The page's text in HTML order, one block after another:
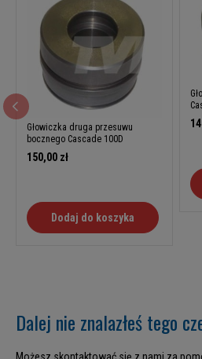
Głowiczka druga przesuwu
bocznego Cascade 100D
150,00 zł
Dodaj do koszyka
Dalej nie znalazłeś tego